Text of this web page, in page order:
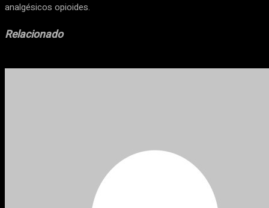
analgésicos opioides.
Relacionado